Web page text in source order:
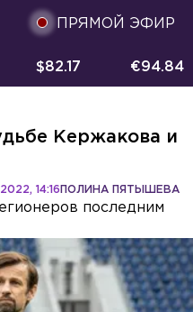
ПРЯМОЙ ЭФИР
$82.17 €94.84
Кержакова и
ПОЛИНА ПЯТЫШЕВА
14:16
последним